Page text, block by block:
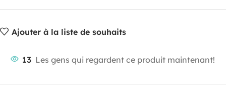
Ajouter à la liste de souhaits
13 Les gens qui regardent ce produit maintenant!